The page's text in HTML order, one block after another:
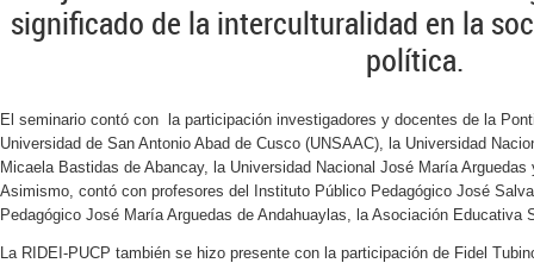
significado de la interculturalidad en la
política.
El seminario contó con la participación investigadores y docentes de la
Universidad de San Antonio Abad de Cusco (UNSAAC), la Universidad
Micaela Bastidas de Abancay, la Universidad Nacional José María
Asimismo, contó con profesores del Instituto Público Pedagógico José
Pedagógico José María Arguedas de Andahuaylas, la Asociación
La RIDEI-PUCP también se hizo presente con la participación de Fidel